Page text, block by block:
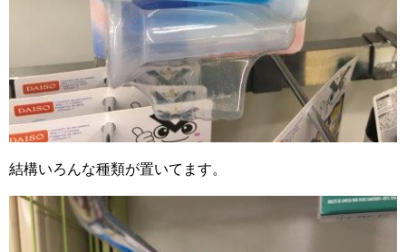
結構いろんな種類が置いてます。